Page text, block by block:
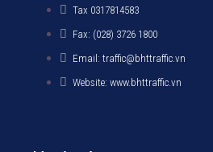
Tax 0317814583
Fax: (028) 3726 1800
Email: traffic@bhttraffic.vn
Website: www.bhttraffic.vn